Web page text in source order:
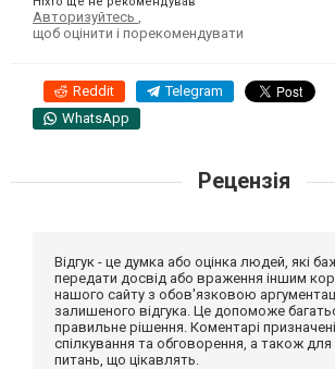
Авторизуйтесь
щоб оцінити і порекомендувати
Reddit Telegram
WhatsApp
Рецензія
Відгук - це думка або оцінка людей, які
передати досвід або враження іншим
нашого сайту з обов'язковою
залишеного відгука. Це допоможе
правильне рішення. Коментарі
спілкування та обговорення, а також
питань, що цікавлять.